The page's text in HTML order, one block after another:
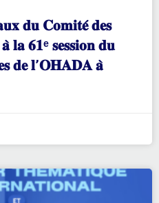
𝐝𝐮 𝐂𝐨𝐦𝐢𝐭𝐞́ 𝐝𝐞𝐬
𝐥𝐚 𝟔𝟏ᵉ 𝐬𝐞𝐬𝐬𝐢𝐨𝐧 𝐝𝐮
𝐝𝐞 𝐥’𝐎𝐇𝐀𝐃𝐀 𝐚̀